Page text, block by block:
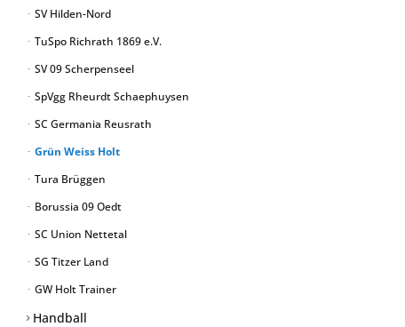
SV Hilden-Nord
TuSpo Richrath 1869 e.V.
SV 09 Scherpenseel
SpVgg Rheurdt Schaephuysen
SC Germania Reusrath
Grün Weiss Holt
Tura Brüggen
Borussia 09 Oedt
SC Union Nettetal
SG Titzer Land
GW Holt Trainer
Handball